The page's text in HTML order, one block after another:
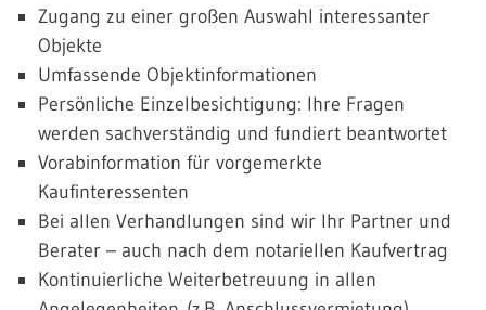
Zugang zu einer großen Auswahl interessanter
Objekte
Umfassende Objektinformationen
Persönliche Einzelbesichtigung: Ihre Fragen
werden sachverständig und fundiert beantwortet
Vorabinformation für vorgemerkte
Kaufinteressenten
Bei allen Verhandlungen sind wir Ihr Partner und
Berater – auch nach dem notariellen Kaufvertrag
Kontinuierliche Weiterbetreuung in allen